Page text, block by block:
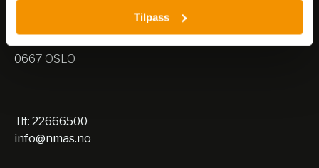
Tilpass
0667 OSLO
Tlf: 22666500
info@nmas.no